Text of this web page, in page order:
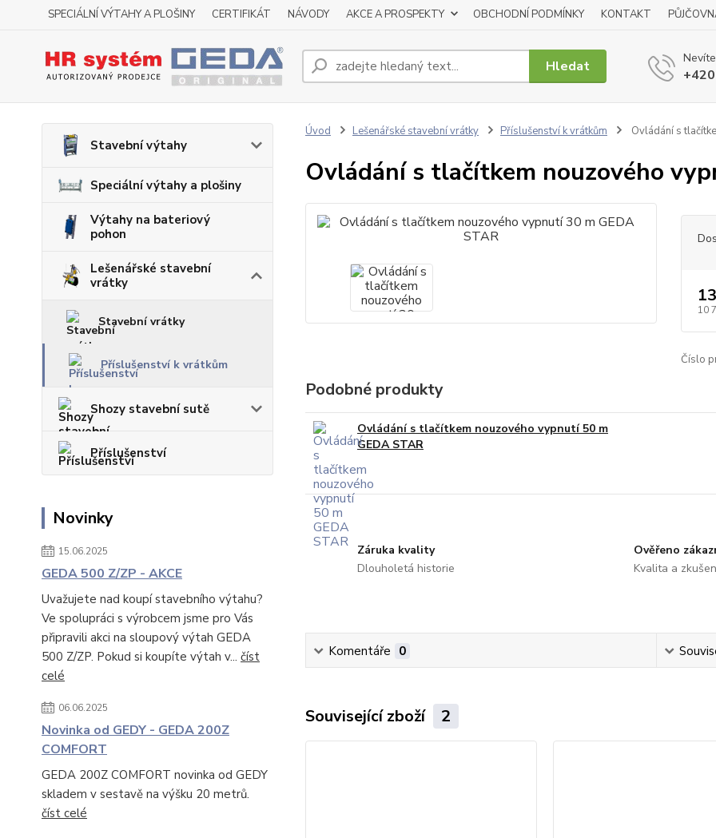
SPECIÁLNÍ VÝTAHY A PLOŠINY CERTIFIKÁT NÁVODY AKCE A PROSPEKTY OBCHODNÍ PODMÍNKY KONTAKT
Hledat
Stavební výtahy
Speciální výtahy a plošiny
Výtahy na bateriový
pohon
Lešenářské stavební
vrátky
Stavební vrátky
Příslušenství k vrátkům
Shozy stavební sutě
Příslušenství
Novinky
15.06.2025
GEDA 500 Z/ZP - AKCE
Uvažujete nad koupí stavebního výtahu?
Ve spolupráci s výrobcem jsme pro Vás
připravili akci na sloupový výtah GEDA
500 Z/ZP. Pokud si koupíte výtah v... číst
celé
06.06.2025
Novinka od GEDY - GEDA 200Z
COMFORT
GEDA 200Z COMFORT novinka od GEDY
skladem v sestavě na výšku 20 metrů.
číst celé
Úvod Lešenářské stavební vrátky Příslušenství k vrátkům Ovládání s
Ovládání s tlačítkem nouzového
10
Číslo
Podobné produkty
Ovládání s tlačítkem nouzového vypnutí 50 m
GEDA STAR
Záruka kvality
Dlouholetá historie
Ověřeno
Kvalita a
Komentáře 0
Související zboží 2